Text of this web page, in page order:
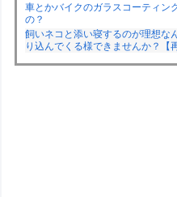
車とかバイクのガラスコーティン
の？
飼いネコと添い寝するのが理想な
り込んでくる様できませんか？【再